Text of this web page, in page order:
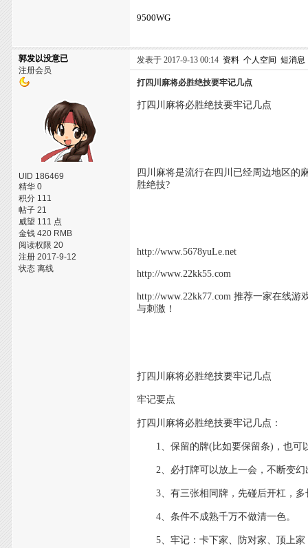
9500WG
郭发以没意已
注册会员
UID 186469
精华 0
积分 111
帖子 21
威望 111 点
金钱 420 RMB
阅读权限 20
注册 2017-9-12
状态 离线
发表于 2017-9-13 00:14 资料 个人空间 短消息
打四川麻将必胜绝技要牢记几点
打四川麻将必胜绝技要牢记几点
四川麻将是流行在四川已经周边地区的
胜绝技?
http://www.5678yuLe.net
http://www.22kk55.com
http://www.22kk77.com 推荐一家在线
与刺激！
打四川麻将必胜绝技要牢记几点
牢记要点
打四川麻将必胜绝技要牢记几点：
1、保留的牌(比如要保留条)，也可
2、必打牌可以放上一会，不断变幻
3、有三张相同牌，先碰后开杠，多
4、条件不成熟千万不做清一色。
5、牢记：卡下家、防对家、顶上家